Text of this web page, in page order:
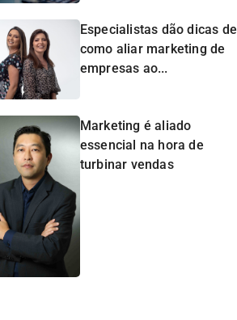
Especialistas dão dicas de
como aliar marketing de
empresas ao...
Marketing é aliado
essencial na hora de
turbinar vendas